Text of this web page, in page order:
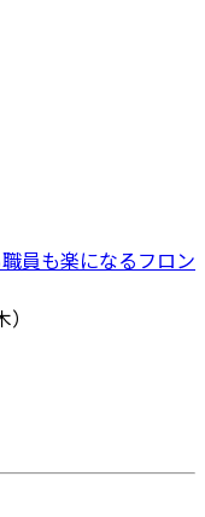
員も楽になるフロン